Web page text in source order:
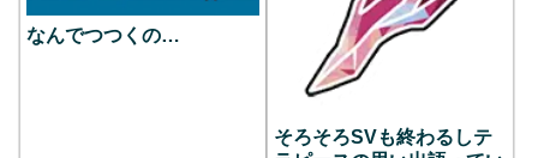
なんでつつくの…
そろそろSVも終わるしテ